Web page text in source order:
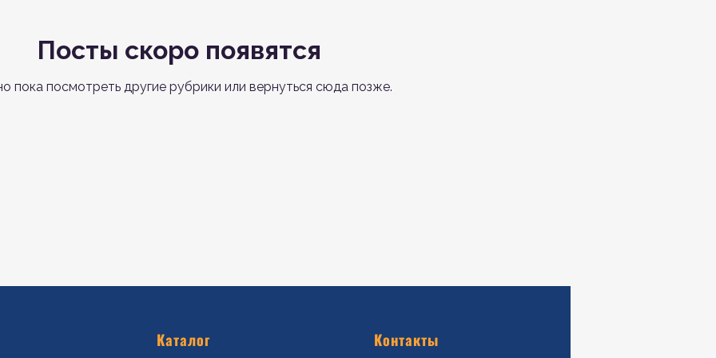
Посты скоро появятся
пока посмотреть другие рубрики или вернуться сюда позже.
Каталог Контакты